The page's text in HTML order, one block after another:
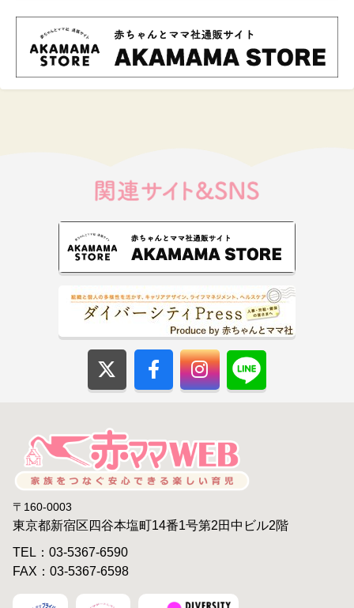
〒160-0003
東京都新宿区四谷本塩町14番1号第2田中ビル2階
TEL：03-5367-6590
FAX：03-5367-6598